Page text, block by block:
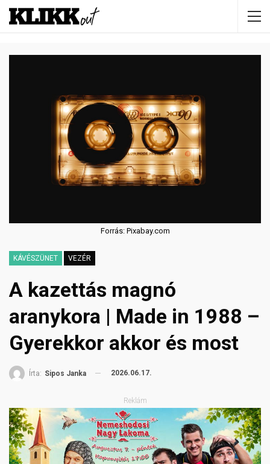
Forrás: Pixabay.com
KÁVÉSZÜNET VEZÉR
A kazettás magnó
aranykora | Made in 1988 –
Gyerekkor akkor és most
Írta: Sipos Janka 2026.06.17.
Reklám